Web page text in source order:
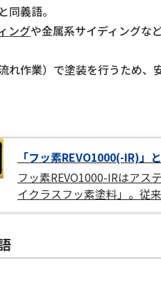
同義語。
ングや金属系サイディングな
れ作業）で塗装を行うため
「フッ素REVO1000(-IR)」
フッ素REVO1000-IRはアス
イクラスフッ素塗料」。従